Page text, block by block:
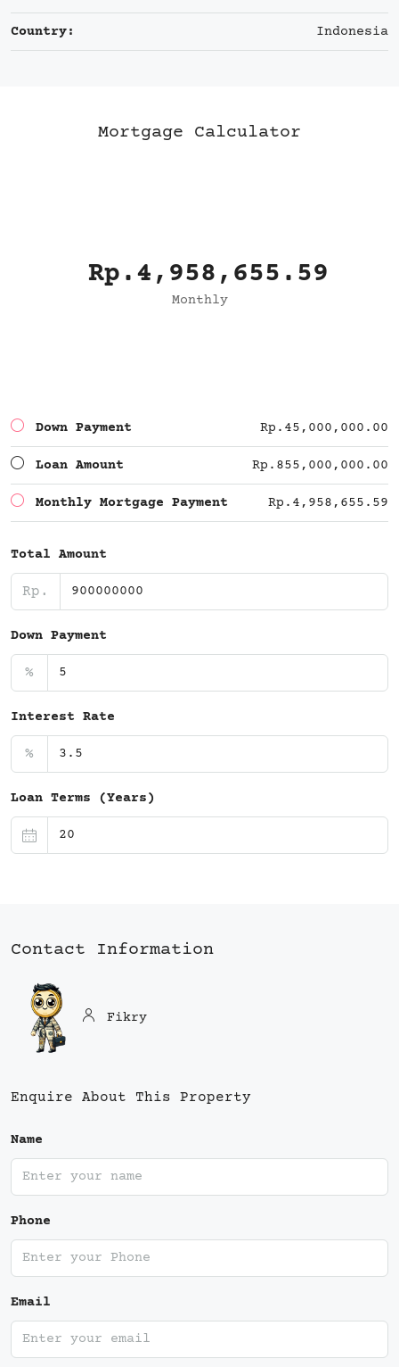
Country: Indonesia
Mortgage Calculator
Rp.4,958,655.59
Monthly
Down Payment Rp.45,000,000.00
Loan Amount Rp.855,000,000.00
Monthly Mortgage Payment Rp.4,958,655.59
Total Amount
Rp.
Down Payment
%
Interest Rate
%
Loan Terms (Years)
Contact Information
Fikry
Enquire About This Property
Name
Phone
Email